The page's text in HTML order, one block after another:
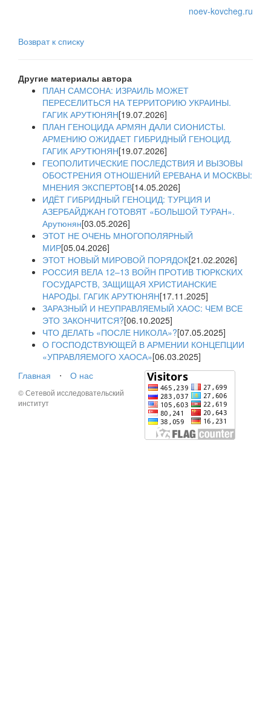
noev-kovcheg.ru
Возврат к списку
Другие материалы автора
ПЛАН САМСОНА: ИЗРАИЛЬ МОЖЕТ
ПЕРЕСЕЛИТЬСЯ НА ТЕРРИТОРИЮ УКРАИНЫ.
ГАГИК АРУТЮНЯН[19.07.2026]
ПЛАН ГЕНОЦИДА АРМЯН ДАЛИ СИОНИСТЫ.
АРМЕНИЮ ОЖИДАЕТ ГИБРИДНЫЙ ГЕНОЦИД.
ГАГИК АРУТЮНЯН[19.07.2026]
ГЕОПОЛИТИЧЕСКИЕ ПОСЛЕДСТВИЯ И ВЫЗОВЫ
ОБОСТРЕНИЯ ОТНОШЕНИЙ ЕРЕВАНА И МОСКВЫ:
МНЕНИЯ ЭКСПЕРТОВ[14.05.2026]
ИДЁТ ГИБРИДНЫЙ ГЕНОЦИД: ТУРЦИЯ И
АЗЕРБАЙДЖАН ГОТОВЯТ «БОЛЬШОЙ ТУРАН».
Арутюнян[03.05.2026]
ЭТОТ НЕ ОЧЕНЬ МНОГОПОЛЯРНЫЙ
МИР[05.04.2026]
ЭТОТ НОВЫЙ МИРОВОЙ ПОРЯДОК[21.02.2026]
РОССИЯ ВЕЛА 12–13 ВОЙН ПРОТИВ ТЮРКСКИХ
ГОСУДАРСТВ, ЗАЩИЩАЯ ХРИСТИАНСКИЕ
НАРОДЫ. ГАГИК АРУТЮНЯН[17.11.2025]
ЗАРАЗНЫЙ И НЕУПРАВЛЯЕМЫЙ ХАОС: ЧЕМ ВСЕ
ЭТО ЗАКОНЧИТСЯ?[06.10.2025]
ЧТО ДЕЛАТЬ «ПОСЛЕ НИКОЛА»?[07.05.2025]
О ГОСПОДСТВУЮЩЕЙ В АРМЕНИИ КОНЦЕПЦИИ
«УПРАВЛЯЕМОГО ХАОСА»[06.03.2025]
Главная
⋅ О нас
© Сетевой исследовательский
институт